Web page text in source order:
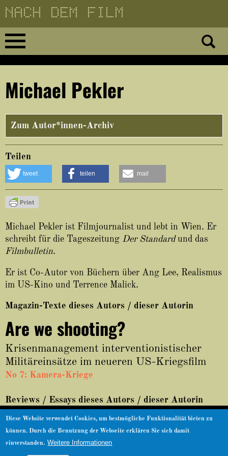
Direkt
zum
Inhalt
Home
No 23
No 01–22
Essays
Reviews
Archiv
About
Michael Pekler
Michael Pekler ist Filmjournalist und lebt in Wien. Er
schreibt für die Tageszeitung Der Standardund das
Filmbulletin.
Er ist Co-Autor von Büchern über Ang Lee, Realismus
im US-Kino und Terrence Malick.
Magazin-Texte dieses Autors / dieser Autorin
Are we shooting?
Krisenmanagement interventionistischer
Militäreinsätze im neueren US-Kriegsfilm
No 7: Kamera-Kriege
Reviews / Essays dieses Autors / dieser Autorin
Zum Autor*innen-Archiv
Teilen
tweet teilen mail
© nachdemfilm 1999–2022 |Facebook| Impressum|Datenschutz
Zurück nach oben
Diese Website verwendet Cookies, um bestmögliche Funktionalität bieten zu
können. Durch die Benutzung der Webseite erklären Sie sich damit
einverstanden. Weitere Informationen